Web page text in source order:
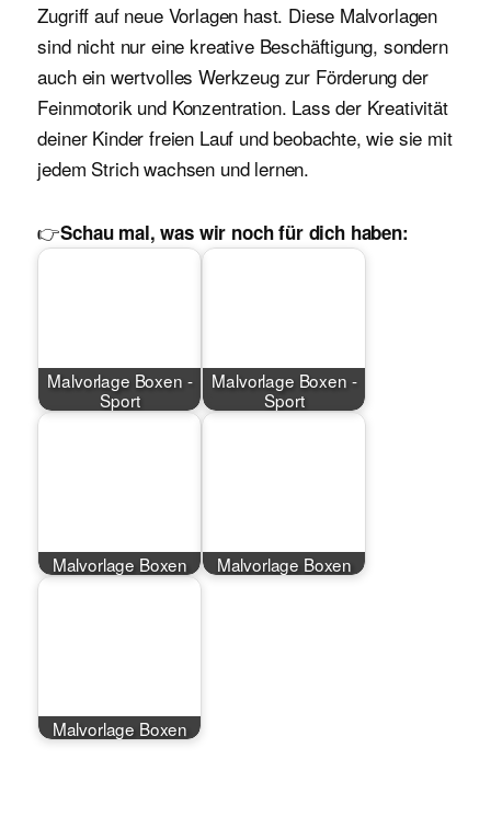
Zugriff auf neue Vorlagen hast. Diese Malvorlagen
sind nicht nur eine kreative Beschäftigung, sondern
auch ein wertvolles Werkzeug zur Förderung der
Feinmotorik und Konzentration. Lass der Kreativität
deiner Kinder freien Lauf und beobachte, wie sie mit
jedem Strich wachsen und lernen.
👉Schau mal, was wir noch für dich haben:
Malvorlage Boxen -
Sport
Malvorlage Boxen -
Sport
Malvorlage Boxen Malvorlage Boxen
Malvorlage Boxen